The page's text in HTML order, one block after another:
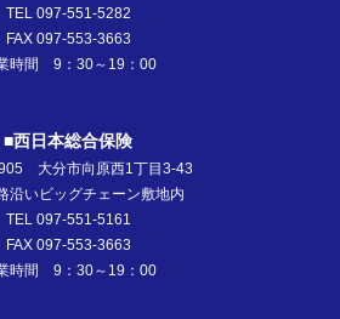
TEL 097-551-5282
FAX 097-553-3663
時間 9：30～19：00
■西日本総合保険
大分市向原西1丁目3-43
沿いビッグチェーン敷地内
TEL 097-551-5161
FAX 097-553-3663
時間 9：30～19：00